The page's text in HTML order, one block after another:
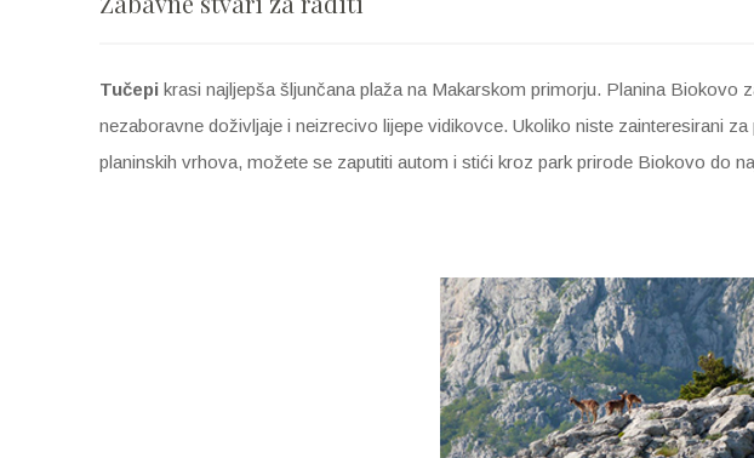
Tučepi krasi najljepša šljunčana plaža na Makarskom primorju. Planina Biokovo
nezaboravne doživljaje i neizrecivo lijepe vidikovce. Ukoliko niste zainteresirani
planinskih vrhova, možete se zaputiti autom i stići kroz park prirode Biokovo do